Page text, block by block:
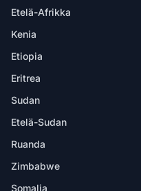
Etelä-Afrikka
Kenia
Etiopia
Eritrea
Sudan
Etelä-Sudan
Ruanda
Zimbabwe
Somalia